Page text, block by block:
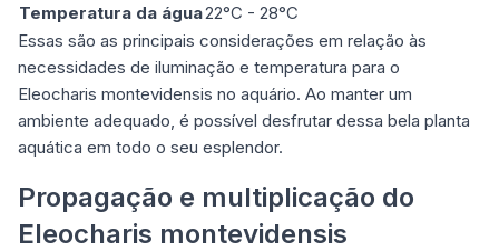
Temperatura da água22°C - 28°C
Essas são as principais considerações em relação às
necessidades de iluminação e temperatura para o
Eleocharis montevidensis no aquário. Ao manter um
ambiente adequado, é possível desfrutar dessa bela planta
aquática em todo o seu esplendor.
Propagação e multiplicação do
Eleocharis montevidensis